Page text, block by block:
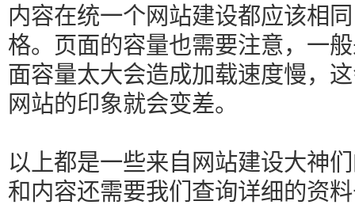
内容在统一个网站建设都应该相
格。页面的容量也需要注意，一
面容量太大会造成加载速度慢，
网站的印象就会变差。
以上都是一些来自网站建设大神
和内容还需要我们查询详细的资